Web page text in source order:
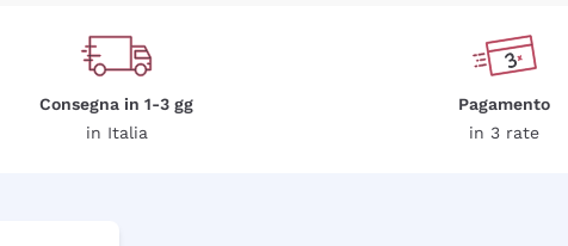
Consegna in 1-3 gg
in Italia
Pagamento
in 3 rate